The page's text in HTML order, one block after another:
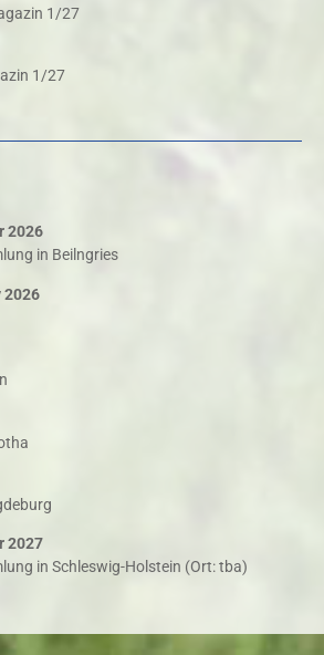
1/27
1/27
2026
in Beilngries
2026
2027
in Schleswig-Holstein (Ort: tba)